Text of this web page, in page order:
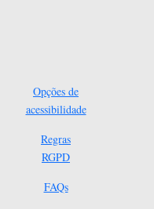
Opções de
acessibilidade
Regras
RGPD
FAQs